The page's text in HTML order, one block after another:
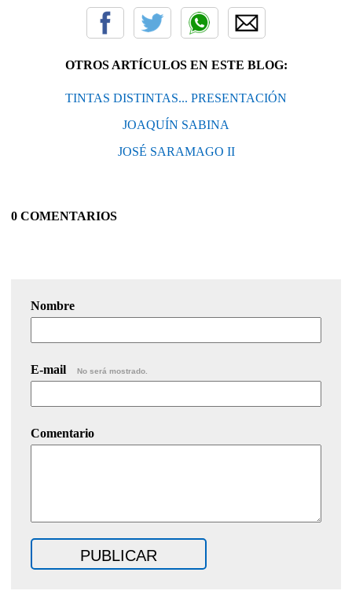
OTROS ARTÍCULOS EN ESTE BLOG:
TINTAS DISTINTAS... PRESENTACIÓN
JOAQUÍN SABINA
JOSÉ SARAMAGO II
0 COMENTARIOS
Nombre
E-mail No será mostrado.
Comentario